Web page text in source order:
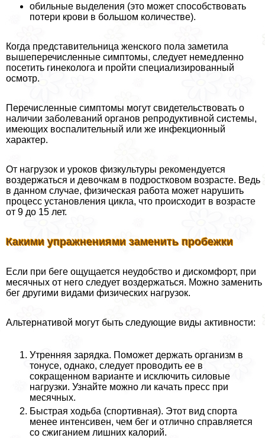
обильные выделения (это может способствовать
потери крови в большом количестве).
Когда представительница женского пола заметила
вышеперечисленные симптомы, следует немедленно
посетить гинеколога и пройти специализированный
осмотр.
Перечисленные симптомы могут свидетельствовать о
наличии заболеваний органов репродуктивной системы,
имеющих воспалительный или же инфекционный
хаpaктер.
От нагрузок и уроков физкультуры рекомендуется
воздержаться и дeвoчкам в подростковом возрасте. Ведь
в данном случае, физическая работа может нарушить
процесс установления цикла, что происходит в возрасте
от 9 до 15 лет.
Какими упражнениями заменить пробежки
Если при беге ощущается неудобство и дискомфорт, при
мecячных от него следует воздержаться. Можно заменить
бег другими видами физических нагрузок.
Альтернативой могут быть следующие виды активности:
Утренняя зарядка. Поможет держать организм в
тонусе, однако, следует проводить ее в
сокращенном варианте и исключить силовые
нагрузки. Узнайте можно ли качать пресс при
мecячных.
Быстрая ходьба (спортивная). Этот вид спорта
менее интенсивен, чем бег и отлично справляется
со сжиганием лишних калорий.